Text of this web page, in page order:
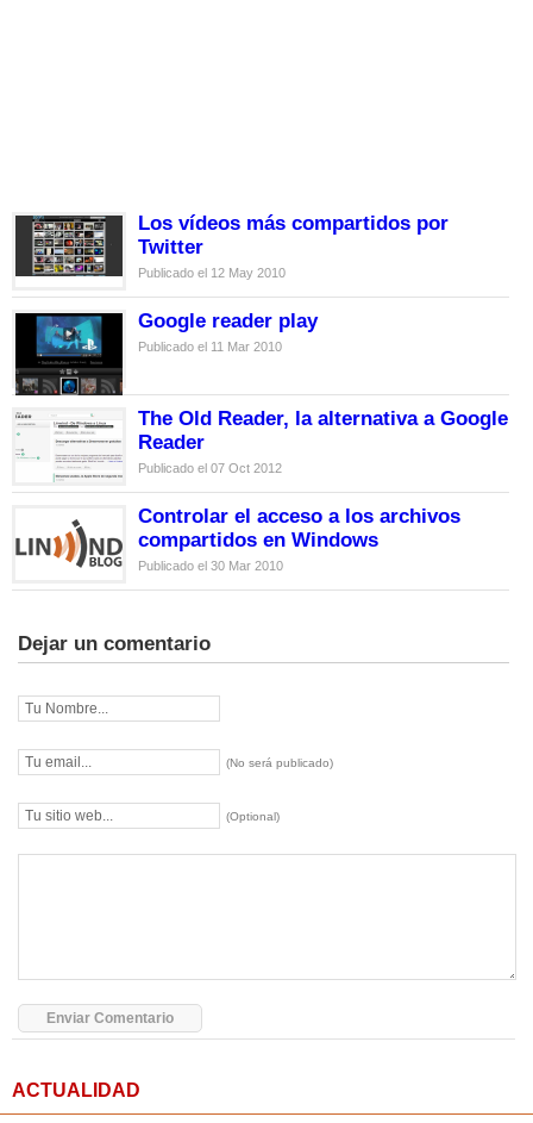
Los vídeos más compartidos por
Twitter
Publicado el 12 May 2010
Google reader play
Publicado el 11 Mar 2010
The Old Reader, la alternativa a Google
Reader
Publicado el 07 Oct 2012
Controlar el acceso a los archivos
compartidos en Windows
Publicado el 30 Mar 2010
Dejar un comentario
(No será publicado)
(Optional)
ACTUALIDAD